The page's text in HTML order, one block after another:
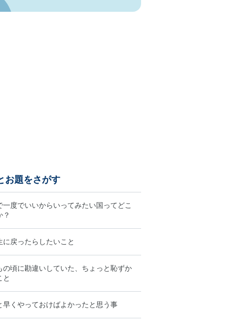
お題をさがす
一度でいいからいってみたい国ってどこ
？
に戻ったらしたいこと
の頃に勘違いしていた、ちょっと恥ずか
と
早くやっておけばよかったと思う事